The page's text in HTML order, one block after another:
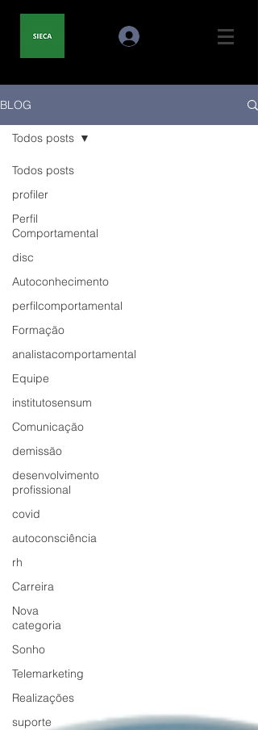
BLOG
Todos posts
profiler
Perfil
Comportamental
disc
Autoconhecimento
perfilcomportamental
Formação
analistacomportamental
Equipe
institutosensum
Comunicação
demissão
desenvolvimento
profissional
covid
autoconsciência
rh
Carreira
Nova
categoria
Sonho
Telemarketing
Realizações
suporte
Todos posts